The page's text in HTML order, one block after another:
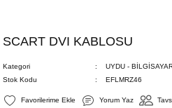
SCART DVI KABLOSU
Kategori
UYDU -
Stok Kodu
EFLMRZ46
Yorum Yaz